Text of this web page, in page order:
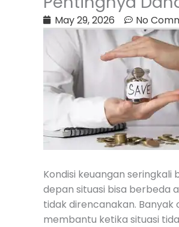
May 29, 2026 No
Kondisi keuangan
depan situasi bisa berbeda
tidak direncanakan.
membantu ketika situasi